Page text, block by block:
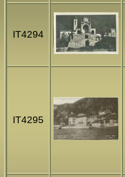
IT4294
IT4295